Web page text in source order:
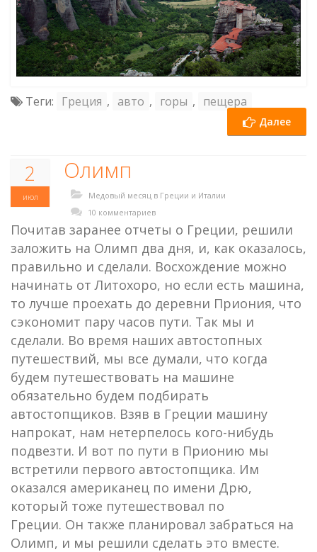
Теги: Греция , авто , горы , пещера
Далее
2
июл
Олимп
Медовый месяц в Греции и Италии
10 комментариев
Почитав заранее отчеты о Греции, решили
заложить на Олимп два дня, и, как оказалось,
правильно и сделали. Восхождение можно
начинать от Литохоро, но если есть машина,
то лучше проехать до деревни Приония, что
сэкономит пару часов пути. Так мы и
сделали. Во время наших автостопных
путешествий, мы все думали, что когда
будем путешествовать на машине
обязательно будем подбирать
автостопщиков. Взяв в Греции машину
напрокат, нам нетерпелось кого-нибудь
подвезти. И вот по пути в Прионию мы
встретили первого автостопщика. Им
оказался американец по имени Дрю,
который тоже путешествовал по
Греции. Он также планировал забраться на
Олимп, и мы решили сделать это вместе.